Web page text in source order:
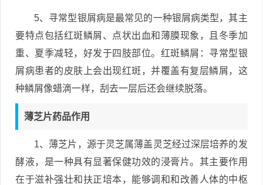
5、寻常型银屑病是最常见的一种银屑病类型，其主
要特点包括红斑鳞屑、点状出血和薄膜现象，且冬季加
重、夏季减轻，好发于四肢部位。红斑鳞屑：寻常型银
屑病患者的皮肤上会出现红斑，并覆盖有复层鳞屑，这
种鳞屑像蜡滴一样，刮去一层后还会继续脱落。
薄芝片药品作用
1、薄芝片，源于灵芝属薄盖灵芝经过深层培养的发
酵液，是一种具有显著保健功效的浸膏片。其主要作用
在于滋补强壮和扶正培本，能够调和和改善人体的中枢